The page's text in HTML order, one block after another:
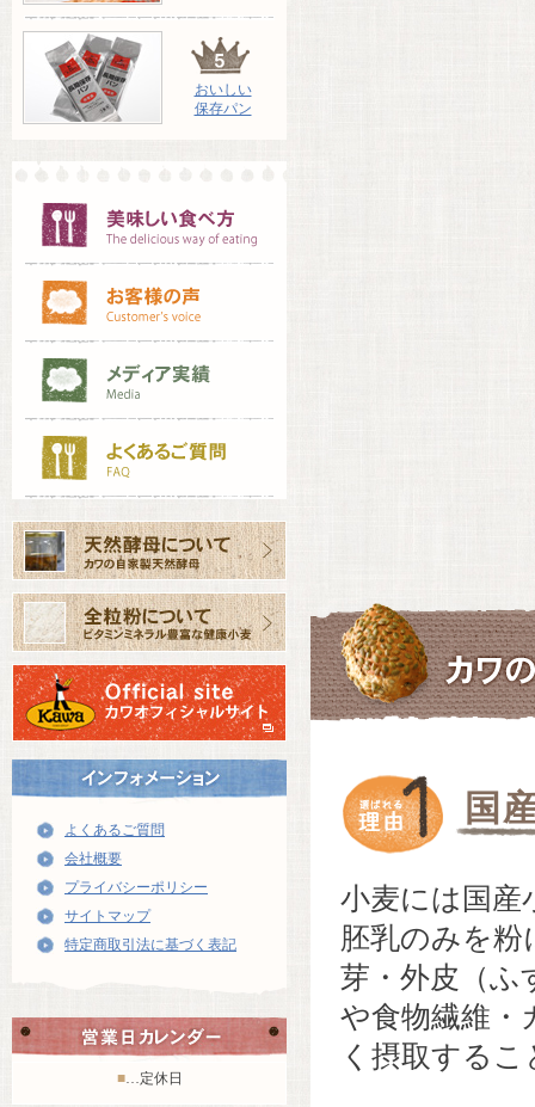
おいしい
保存パン
よくあるご質問
会社概要
プライバシーポリシー
サイトマップ
特定商取引法に基づく表記
■…定休日
国
小麦には国産
胚乳のみを粉
芽・外皮（ふ
や食物繊維・
く摂取する